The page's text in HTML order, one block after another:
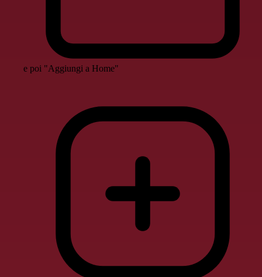
e poi "Aggiungi a Home"